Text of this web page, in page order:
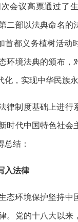
会议高票通过了
二部以法典命名
首都义务植树活动
环境法典的颁布
化，实现中华民族
律制度基础上进
时代中国特色社
结：
入法律
态环境保护坚持
。党的十八大以